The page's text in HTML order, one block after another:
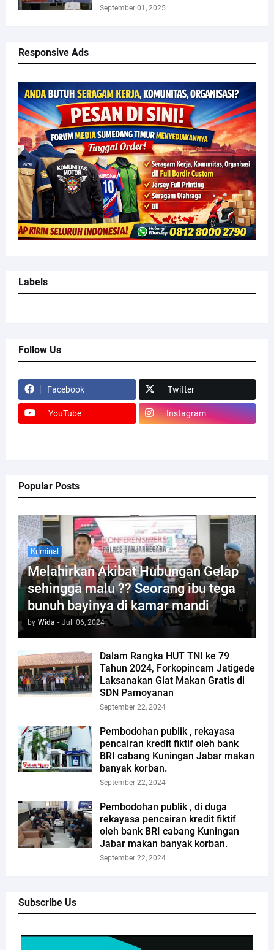
September 01, 2025
Responsive Ads
Labels
Follow Us
Facebook Twitter
YouTube Instagram
Popular Posts
Kriminal
Melahirkan Akibat Hubungan Gelap
sehingga malu ?? Seorang ibu tega
bunuh bayinya di kamar mandi
by Wida - Juli 06, 2024
Dalam Rangka HUT TNI ke 79
Tahun 2024, Forkopincam Jatigede
Laksanakan Giat Makan Gratis di
SDN Pamoyanan
September 22, 2024
Pembodohan publik , rekayasa
pencairan kredit fiktif oleh bank
BRI cabang Kuningan Jabar makan
banyak korban.
September 22, 2024
Pembodohan publik , di duga
rekayasa pencairan kredit fiktif
oleh bank BRI cabang Kuningan
Jabar makan banyak korban.
September 22, 2024
Subscribe Us